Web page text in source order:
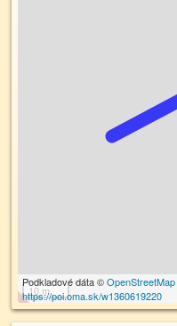
10 m
Podkladové dáta ©OpenStreetMap
https://poi.oma.sk/w1360619220